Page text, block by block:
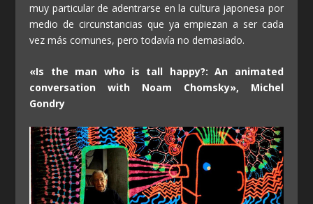
muy particular de adentrarse en la cultura japonesa por
medio de circunstancias que ya empiezan a ser cada
vez más comunes, pero todavía no demasiado.
«Is the man who is tall happy?: An animated
conversation with Noam Chomsky», Michel
Gondry